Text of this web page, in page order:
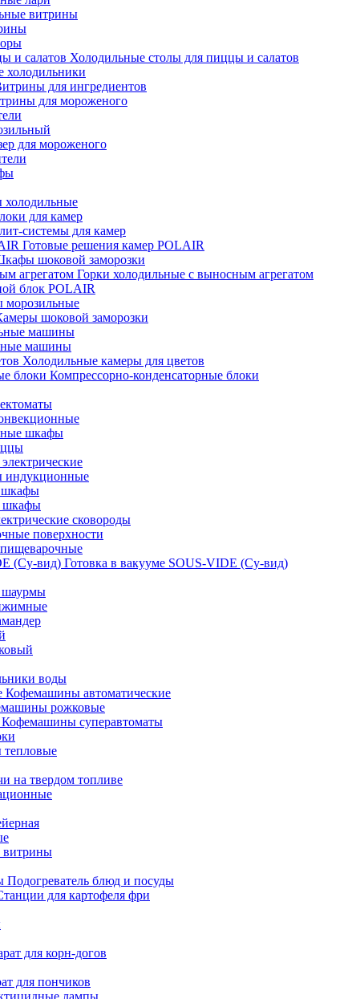
витрины
Холодильные столы для пиццы и салатов
холодильники
для ингредиентов
для мороженого
для мороженого
холодильные
для камер
системы для камер
Готовые решения камер POLAIR
шоковой заморозки
Горки холодильные с выносным агрегатом
блок POLAIR
морозильные
шоковой заморозки
машины
машины
Холодильные камеры для цветов
Компрессорно-конденсаторные блоки
шкафы
индукционные
шкафы
сковороды
поверхности
Готовка в вакууме SOUS-VIDE (Су-вид)
шаурмы
воды
Кофемашины автоматические
рожковые
Кофемашины суперавтоматы
на твердом топливе
витрины
Подогреватель блюд и посуды
для картофеля фри
для корн-догов
для пончиков
лампы